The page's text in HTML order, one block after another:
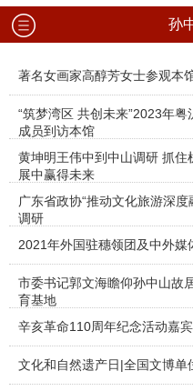
孙
著名女画家高醇芳女士参观本
“筑梦湾区 共创未来”2023年
成员到访本馆
黄坤明王伟中到中山调研 抓
展中赢得未来
广东省政协“推动文化旅游深
调研
2021年外国驻穗领团及中外
市委书记郭文海瞻仰孙中山故
育基地
辛亥革命110周年纪念活动嘉
文化和自然遗产日|全国文博